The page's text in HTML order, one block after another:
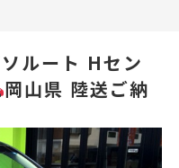
ルート Hセン
岡山県 陸送ご納